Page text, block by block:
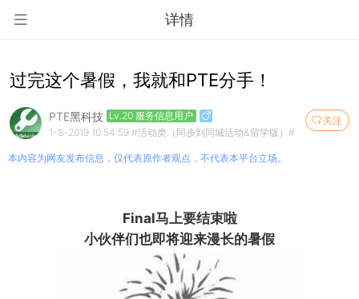
详情
过完这个暑假，我就和PTE分手！​
关注
PTE黑科技 Lv.20 服务信息用户
1-8-2019 10:54:59 #活动类（同步到同城活动&留学版）#
本内容为网友发布信息，仅代表原作者观点，不代表本平台立场。
Final马上要结束啦
小伙伴们也即将迎来漫长的暑假